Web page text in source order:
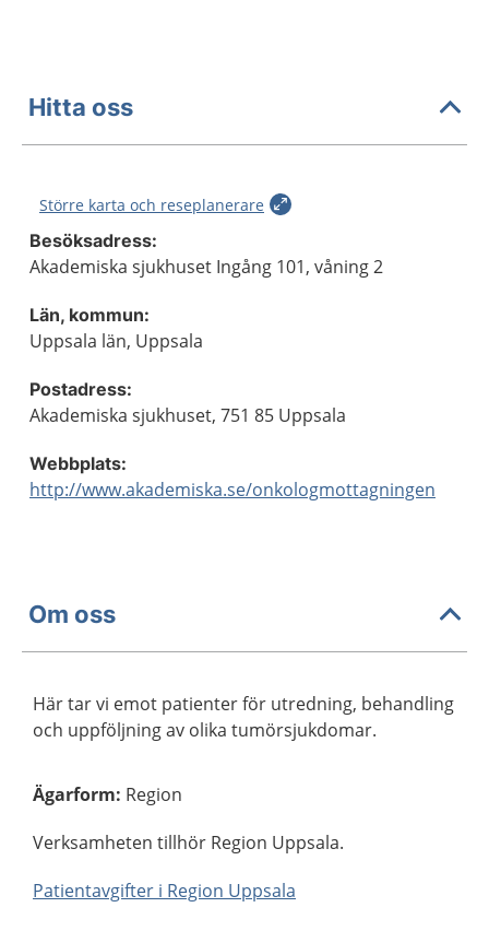
Hitta oss
Större karta och reseplanerare
Besöksadress:
Akademiska sjukhuset Ingång 101, våning 2
Län, kommun:
Uppsala län, Uppsala
Postadress:
Akademiska sjukhuset, 751 85 Uppsala
Webbplats:
http://www.akademiska.se/onkologmottagningen
Om oss
Här tar vi emot patienter för utredning, behandling
och uppföljning av olika tumörsjukdomar.
Ägarform: Region
Verksamheten tillhör Region Uppsala.
Patientavgifter i Region Uppsala